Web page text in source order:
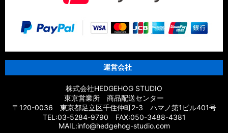
運営会社
株式会社HEDGEHOG STUDIO
東京営業所 商品配送センター
〒120-0036 東京都足立区千住仲町2-3 ハマノ第1ビル401号
TEL:03-5284-9790 FAX:050-3488-4381
MAIL:info@hedgehog-studio.com